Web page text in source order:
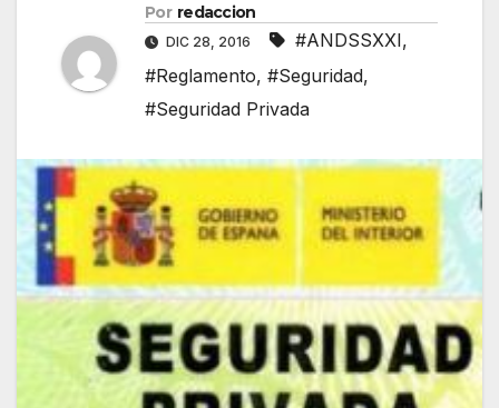
Por redaccion
DIC 28, 2016 #ANDSSXXI,
#Reglamento, #Seguridad,
#Seguridad Privada